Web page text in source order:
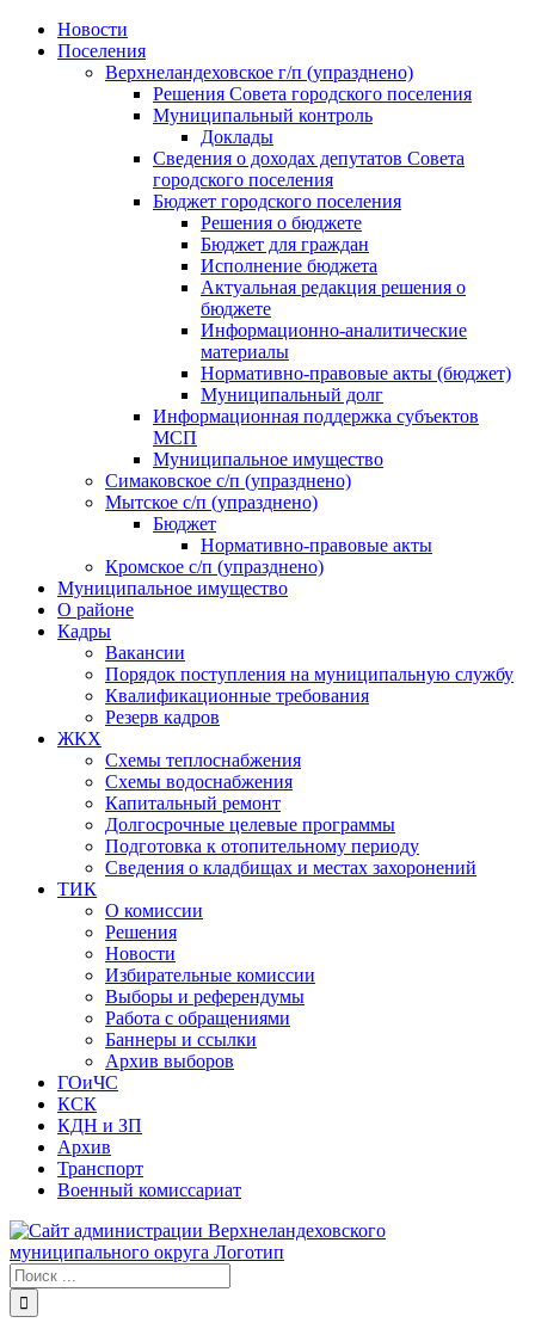
Skip
Новости
Поселения
Верхнеландеховское г/п (упразднено)
Решения Совета городского поселения
Муниципальный контроль
Доклады
Сведения о доходах депутатов Совета
городского поселения
Бюджет городского поселения
Решения о бюджете
Бюджет для граждан
Исполнение бюджета
Актуальная редакция решения о
бюджете
Информационно-аналитические
материалы
Нормативно-правовые акты (бюджет)
Муниципальный долг
Информационная поддержка субъектов
МСП
Муниципальное имущество
Симаковское с/п (упразднено)
Мытское с/п (упразднено)
Бюджет
Нормативно-правовые акты
Кромское с/п (упразднено)
Муниципальное имущество
О районе
Кадры
Вакансии
Порядок поступления на муниципальную службу
Квалификационные требования
Резерв кадров
ЖКХ
Схемы теплоснабжения
Схемы водоснабжения
Капитальный ремонт
Долгосрочные целевые программы
Подготовка к отопительному периоду
Сведения о кладбищах и местах захоронений
ТИК
О комиссии
Решения
Новости
Избирательные комиссии
Выборы и референдумы
Работа с обращениями
Баннеры и ссылки
Архив выборов
ГОиЧС
КСК
КДН и ЗП
Архив
Транспорт
Военный комиссариат
Результат
поиска: